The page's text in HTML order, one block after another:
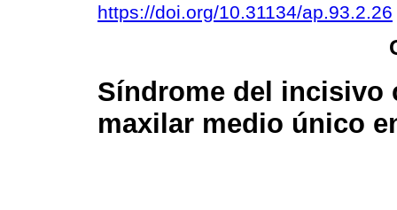
https://doi.org/10.31134/ap.93.2.26
Síndrome del incisivo
maxilar medio único